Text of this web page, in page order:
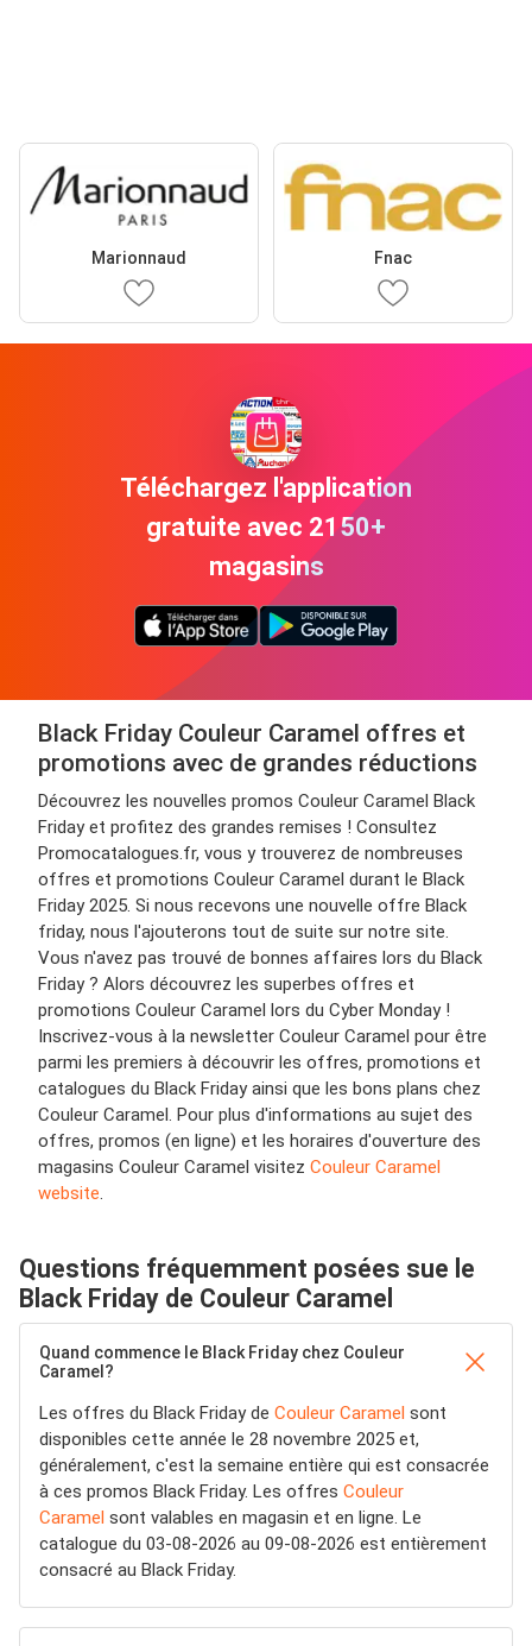
Marionnaud Fnac
Téléchargez l'application
gratuite avec 2150+
magasins
Black Friday Couleur Caramel offres et
promotions avec de grandes réductions
Découvrez les nouvelles promos Couleur Caramel Black
Friday et profitez des grandes remises ! Consultez
Promocatalogues.fr, vous y trouverez de nombreuses
offres et promotions Couleur Caramel durant le Black
Friday 2025. Si nous recevons une nouvelle offre Black
friday, nous l'ajouterons tout de suite sur notre site.
Vous n'avez pas trouvé de bonnes affaires lors du Black
Friday ? Alors découvrez les superbes offres et
promotions Couleur Caramel lors du Cyber Monday !
Inscrivez-vous à la newsletter Couleur Caramel pour être
parmi les premiers à découvrir les offres, promotions et
catalogues du Black Friday ainsi que les bons plans chez
Couleur Caramel. Pour plus d'informations au sujet des
offres, promos (en ligne) et les horaires d'ouverture des
magasins Couleur Caramel visitez Couleur Caramel
website.
Questions fréquemment posées sue le
Black Friday de Couleur Caramel
Quand commence le Black Friday chez Couleur
Caramel?
Les offres du Black Friday de Couleur Caramel sont
disponibles cette année le 28 novembre 2025 et,
généralement, c'est la semaine entière qui est consacrée
à ces promos Black Friday. Les offres Couleur
Caramel sont valables en magasin et en ligne. Le
catalogue du 03-08-2026 au 09-08-2026 est entièrement
consacré au Black Friday.